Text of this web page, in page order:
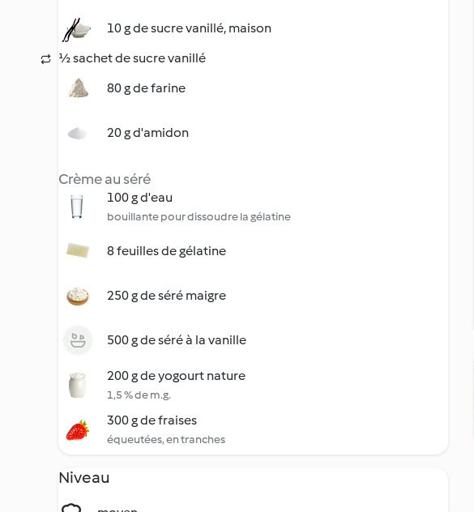
10 g de sucre vanillé, maison
½ sachet de sucre vanillé
80 g de farine
20 g d'amidon
Crème au séré
100 g d'eau
bouillante pour dissoudre la gélatine
8 feuilles de gélatine
250 g de séré maigre
500 g de séré à la vanille
200 g de yogourt nature
1,5 % de m.g.
300 g de fraises
équeutées, en tranches
Niveau